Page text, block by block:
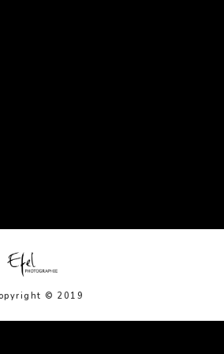
© 2019